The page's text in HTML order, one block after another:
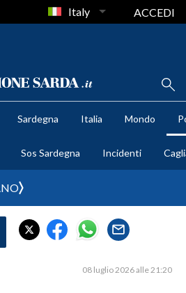
Italy ACCEDI
Sardegna Italia Mondo
Sos Sardegna Incidenti
08 luglio 2026 alle 21:20